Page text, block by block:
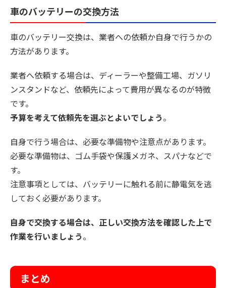
車のバッテリーの交換方法
車のバッテリー交換は、業者への依頼か自身で行うかの
方法があります。
業者へ依頼する場合は、ディーラーや整備工場、ガソリ
ンスタンドなど、依頼先によって費用が異なるのが特徴
です。
予算を考えて依頼先を選ぶとよいでしょう。
自身で行う場合は、必要な準備物や注意点があります。
必要な準備物は、ゴム手袋や保護メガネ、スパナなどで
す。
注意事項としては、バッテリーに触れる前に静電気を逃
しておく必要があります。
自身で交換する場合は、正しい交換方法を確認した上で
作業を行いましょう。
まとめ